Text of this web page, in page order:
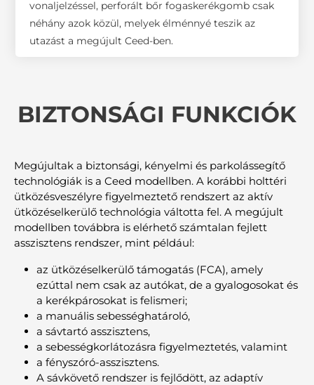
vonaljelzéssel, perforált bőr fogaskerékgomb csak
néhány azok közül, melyek élménnyé teszik az
utazást a megújult Ceed-ben.
BIZTONSÁGI FUNKCIÓK
Megújultak a biztonsági, kényelmi és parkolássegítő
technológiák is a Ceed modellben. A korábbi holttéri
ütközésveszélyre figyelmeztető rendszert az aktív
ütközéselkerülő technológia váltotta fel. A megújult
modellben továbbra is elérhető számtalan fejlett
asszisztens rendszer, mint például:
az ütközéselkerülő támogatás (FCA), amely
ezúttal nem csak az autókat, de a gyalogosokat és
a kerékpárosokat is felismeri;
a manuális sebességhatároló,
a sávtartó asszisztens,
a sebességkorlátozásra figyelmeztetés, valamint
a fényszóró-asszisztens.
A sávkövető rendszer is fejlődött, az adaptív